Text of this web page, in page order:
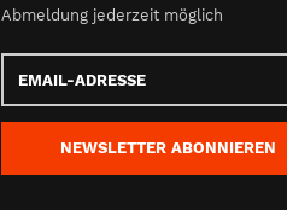
Abmeldung jederzeit möglich
Adresse
NEWSLETTER ABONNIEREN